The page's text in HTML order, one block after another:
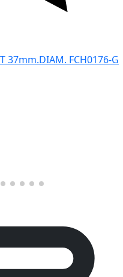
37mm.DIAM. FCH0176-G